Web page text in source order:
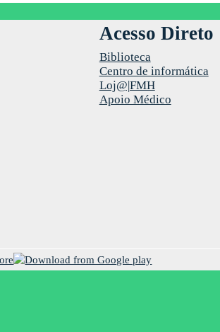
Acesso Direto
Biblioteca
Centro de informática
Loj@|FMH
Apoio Médico